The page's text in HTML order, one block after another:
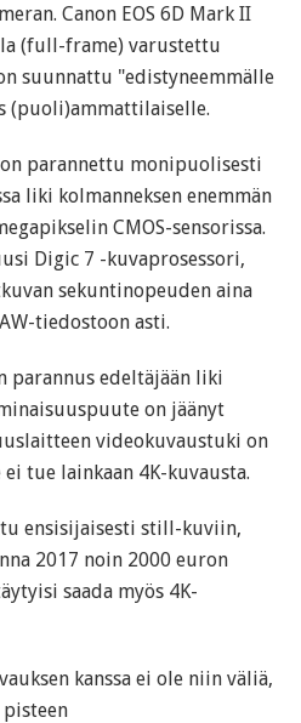
Canon EOS 6D Mark II
(full-frame) varustettu
suunnattu "edistyneemmälle
(puoli)ammattilaiselle.
on parannettu monipuolisesti
liki kolmanneksen enemmän
CMOS-sensorissa.
Digic 7 -kuvaprosessori,
sekuntinopeuden aina
tiedostoon asti.
parannus edeltäjään liki
on jäänyt
videokuvaustuki on
tue lainkaan 4K-kuvausta.
ensisijaisesti still-kuviin,
2017 noin 2000 euron
saada myös 4K-
kanssa ei ole niin väliä,
pisteen